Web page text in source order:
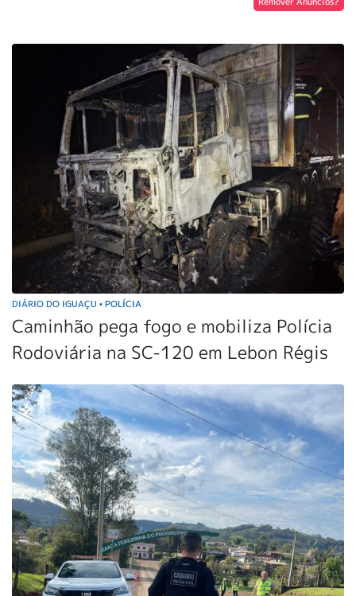
DIÁRIO DO IGUAÇU • POLÍCIA
Caminhão pega fogo e mobiliza Polícia
Rodoviária na SC-120 em Lebon Régis